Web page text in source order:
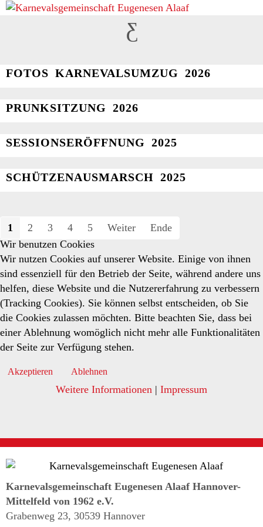
FOTOS KARNEVALSUMZUG 2026
PRUNKSITZUNG 2026
SESSIONSERÖFFNUNG 2025
SCHÜTZENAUSMARSCH 2025
1 2 3 4 5 Weiter Ende
Karnevalsgemeinschaft Eugenesen Alaaf Hannover-
Mittelfeld von 1962 e.V.
Grabenweg 23, 30539 Hannover
Wir benutzen Cookies
Wir nutzen Cookies auf unserer Website. Einige von ihnen
sind essenziell für den Betrieb der Seite, während andere uns
helfen, diese Website und die Nutzererfahrung zu verbessern
(Tracking Cookies). Sie können selbst entscheiden, ob Sie
die Cookies zulassen möchten. Bitte beachten Sie, dass bei
einer Ablehnung womöglich nicht mehr alle Funktionalitäten
der Seite zur Verfügung stehen.
Akzeptieren Ablehnen
Weitere Informationen | Impressum